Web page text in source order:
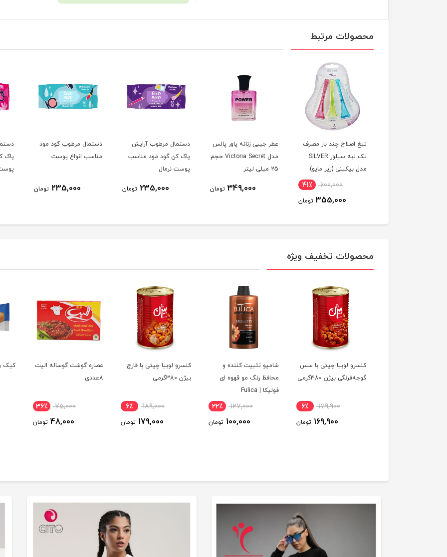
محصولات مرتبط
تیغ اصلاح چند بار مصرف
تک لبه سیلور SILVER
مدل بيکينی (زیر مایو)
600,000 41٪
355,000 تومان
عطر جیبی زنانه پاور پالس
مدل Victoria Secret حجم
25 میلی لیتر
349,000 تومان
دستمال مرطوب آرایش
پاک کن گود مود مناسب
پوست نرمال
235,000 تومان
دستمال مرطوب گود مود
مناسب انواع پوست
235,000 تومان
پاک
محصولات تخفیف ویژه
کنسرو لوبیا چیتی با سس
گوجه‌فرنگی بیژن 380گرمی
179,900 6٪
169,900 تومان
شامپو تثبیت کننده و
محافظ رنگ مو قهوه ای
فولیکا | Fulica
127,000 22٪
100,000 تومان
کنسرو لوبیا چیتی با قارچ
بیژن 380گرمی
189,000 6٪
179,000 تومان
عصاره گوشت گوساله الیت
8عددی
75,000 36٪
48,000 تومان
کیک